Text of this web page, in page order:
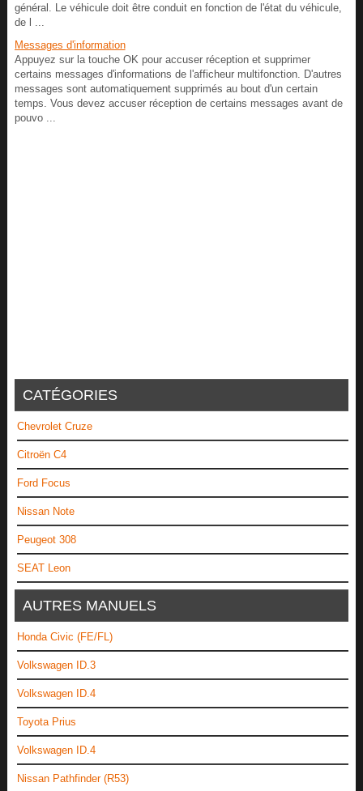
général. Le véhicule doit être conduit en fonction de l'état du véhicule,
de l ...
Messages d'information
Appuyez sur la touche OK pour accuser réception et supprimer
certains messages d'informations de l'afficheur multifonction. D'autres
messages sont automatiquement supprimés au bout d'un certain
temps. Vous devez accuser réception de certains messages avant de
pouvo ...
CATÉGORIES
Chevrolet Cruze
Citroën C4
Ford Focus
Nissan Note
Peugeot 308
SEAT Leon
AUTRES MANUELS
Honda Civic (FE/FL)
Volkswagen ID.3
Volkswagen ID.4
Toyota Prius
Volkswagen ID.4
Nissan Pathfinder (R53)